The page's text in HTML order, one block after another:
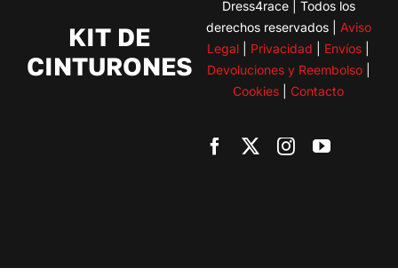
KIT DE
CINTURONES
Dress4race | Todos los
derechos reservados | Aviso
Legal
Privacidad Envíos
Devoluciones y Reembolso|
Cookies |Contacto